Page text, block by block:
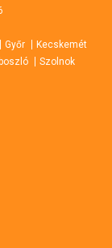
Győr
Kecskemét
Szolnok